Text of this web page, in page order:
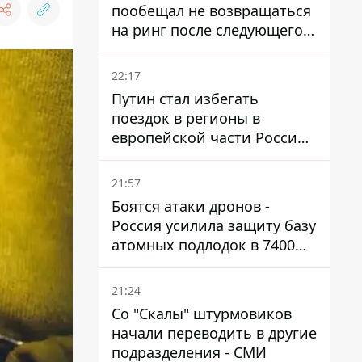
пообещал не возвращаться
на ринг после следующего
боя
22:17
Путин стал избегать
поездок в регионы в
европейской части России,
куда регулярно долетают
дроны
21:57
Боятся атаки дронов -
Россия усилила защиту базу
атомных подлодок в 7400
км от Украины
21:24
Со "Скалы" штурмовиков
начали переводить в другие
подразделения - СМИ